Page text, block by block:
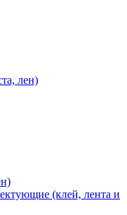
лен)
(клей, лента и